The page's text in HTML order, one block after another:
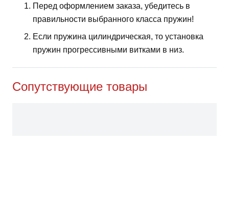
Перед оформлением заказа, убедитесь в
правильности выбранного класса пружин!
Если пружина цилиндрическая, то установка
пружин прогрессивными витками в низ.
Сопутствующие товары